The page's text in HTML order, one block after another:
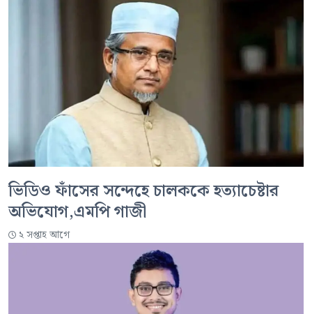
ভিডিও ফাঁসের সন্দেহে চালককে হত্যাচেষ্টার
অভিযোগ,এমপি গাজী
২ সপ্তাহ আগে